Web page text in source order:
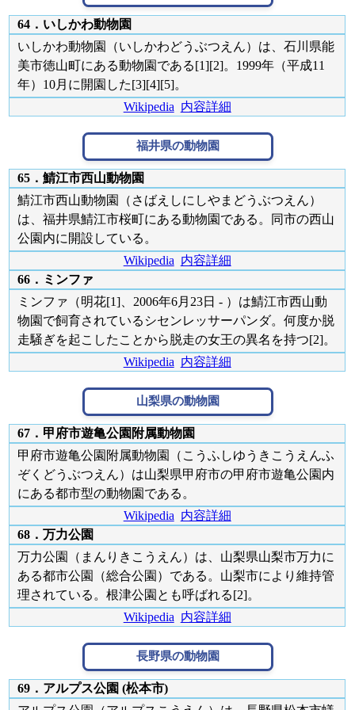
64．いしかわ動物園
いしかわ動物園（いしかわどうぶつえん）は、石川県能
美市徳山町にある動物園である[1][2]。1999年（平成11
年）10月に開園した[3][4][5]。
Wikipedia 内容詳細
福井県の動物園
65．鯖江市西山動物園
鯖江市西山動物園（さばえしにしやまどうぶつえん）
は、福井県鯖江市桜町にある動物園である。同市の西山
公園内に開設している。
Wikipedia 内容詳細
66．ミンファ
ミンファ（明花[1]、2006年6月23日 - ）は鯖江市西山動
物園で飼育されているシセンレッサーパンダ。何度か脱
走騒ぎを起こしたことから脱走の女王の異名を持つ[2]。
Wikipedia 内容詳細
山梨県の動物園
67．甲府市遊亀公園附属動物園
甲府市遊亀公園附属動物園（こうふしゆうきこうえんふ
ぞくどうぶつえん）は山梨県甲府市の甲府市遊亀公園内
にある都市型の動物園である。
Wikipedia 内容詳細
68．万力公園
万力公園（まんりきこうえん）は、山梨県山梨市万力に
ある都市公園（総合公園）である。山梨市により維持管
理されている。根津公園とも呼ばれる[2]。
Wikipedia 内容詳細
長野県の動物園
69．アルプス公園 (松本市)